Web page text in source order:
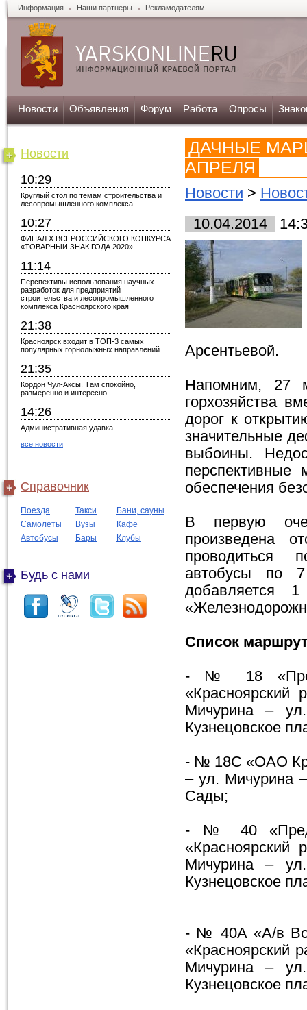
Информация Наши партнеры Рекламодателям
Новости Объявления Форум Работа Опросы
Новости
10:29
Круглый стол по темам строительства и
лесопромышленного комплекса
10:27
ФИНАЛ X ВСЕРОССИЙСКОГО КОНКУРСА
«ТОВАРНЫЙ ЗНАК ГОДА 2020»
11:14
Перспективы использования научных
разработок для предприятий
строительства и лесопромышленного
комплекса Красноярского края
21:38
Красноярск входит в ТОП-3 самых
популярных горнолыжных направлений
21:35
Кордон Чул-Аксы. Там спокойно,
размеренно и интересно...
14:26
Административная удавка
все новости
Справочник
Поезда Такси
Бани, сауны
Самолеты
Вузы
Кафе
Автобусы
Бары Клубы
Будь с нами
ДАЧНЫЕ
АПРЕЛЯ
Новости >
10.04.2014
Арсентьевой.
Напомним, 27
горхозяйства
дорог к
значительные
выбоины.
перспективные
обеспечения
В первую
произведена
проводиться
автобусы по
Список
- № 18
Мичурина –
Кузнецовское
- № 18С «ОАО
– ул. Мичурина
Сады;
- № 40
Мичурина –
Кузнецовское
- № 40А «А/в
«Красноярский
Мичурина –
Кузнецовское